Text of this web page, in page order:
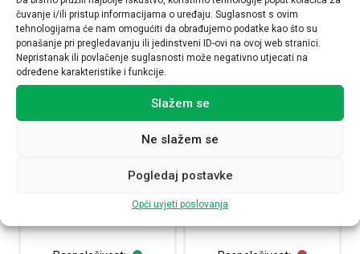
čuvanje i/ili pristup informacijama o uređaju. Suglasnost s ovim
tehnologijama će nam omogućiti da obrađujemo podatke kao što su
ponašanje pri pregledavanju ili jedinstveni ID-ovi na ovoj web stranici.
Nepristanak ili povlačenje suglasnosti može negativno utjecati na
određene karakteristike i funkcije.
Slažem se
Ne slažem se
Pogledaj postavke
Opći uvjeti poslovanja
poklopcem IP55, 1 modul